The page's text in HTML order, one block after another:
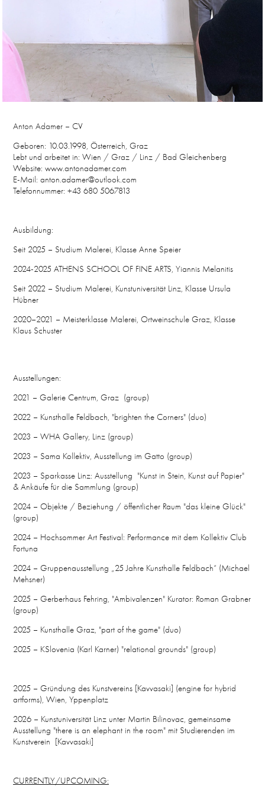
Anton Adamer – CV
Geboren: 10.03.1998, Österreich, Graz
Lebt und arbeitet in: Wien / Graz / Linz / Bad Gleichenberg
Website: www.antonadamer.com
E-Mail:anton.adamer@outlook.com
Telefonnummer: +43 680 5067813
Ausbildung:
Seit 2025 – Studium Malerei, Klasse Anne Speier
2024-2025 ATHENS SCHOOL OF FINE ARTS, Yiannis Melanitis
Seit 2022 – Studium Malerei, Kunstuniversität Linz, Klasse Ursula
Hübner
2020–2021 – Meisterklasse Malerei, Ortweinschule Graz, Klasse
Klaus Schuster
Ausstellungen:
2021 – Galerie Centrum, Graz (group)
2022 – Kunsthalle Feldbach, "brighten the Corners" (duo)
2023 – WHA Gallery, Linz (group)
2023 – Sama Kollektiv, Ausstellung im Gatto (group)
2023 – Sparkasse Linz: Ausstellung "Kunst in Stein, Kunst auf Papier"
& Ankäufe für die Sammlung (group)
2024 – Objekte / Beziehung / öffentlicher Raum "das kleine Glück"
(group)
2024 – Hochsommer Art Festival: Performance mit dem Kollektiv Club
Fortuna
2024 – Gruppenausstellung „25 Jahre Kunsthalle Feldbach“ (Michael
Mehsner)
2025 – Gerberhaus Fehring, "Ambivalenzen" Kurator: Roman Grabner
(group)
2025 – Kunsthalle Graz, "part of the game" (duo)
2025 – KSlovenia (Karl Karner) "relational grounds" (group)
2025 – Gründung des Kunstvereins [Kavvasaki] (engine for hybrid
artforms), Wien, Yppenplatz
2026 – Kunstuniversität Linz unter Martin Bilinovac, gemeinsame
Ausstellung "there is an elephant in the room" mit Studierenden im
Kunstverein [Kavvasaki]
CURRENTLY/UPCOMING: